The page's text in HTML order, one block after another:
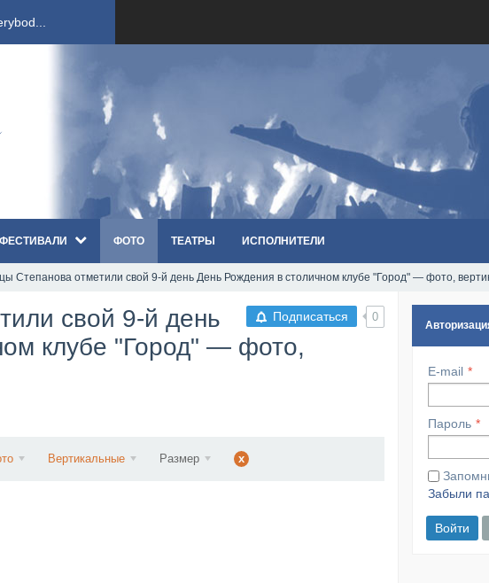
новым ко...
Cash...
впервые...
«...
ФЕСТИВАЛИ ФОТО ТЕАТРЫ ИСПОЛНИТЕЛИ
Степанова отметили свой 9-й день День Рождения в столичном клубе "Город" — фото,
Подписаться 0
свой 9-й день
клубе "Город" — фото,
Вертикальные Размер x
E-mail
Пароль
Забыли
Войти